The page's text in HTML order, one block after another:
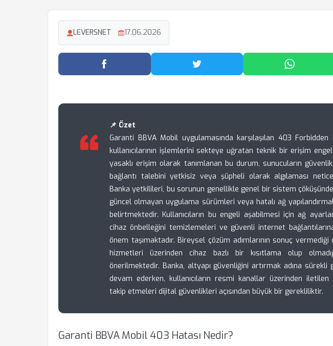
LEVERSNET 17.06.2026
Facebook'ta Paylaş Twitter'da Paylaş
📌 Özet
Garanti BBVA Mobil uygulamasında karşılaşılan 403 Forbidden
kullanıcılarının işlemlerini sekteye uğratan teknik bir erişim
yasaklı erişim olarak tanımlanan bu durum, sunucuların
bağlantı talebini yetkisiz veya şüpheli olarak algılaması
Banka yetkilileri, bu sorunun genellikle genel bir sistem
güncel olmayan uygulama sürümleri veya hatalı ağ
belirtmektedir. Kullanıcıların bu engeli aşabilmesi için ağ
cihaz önbelleğini temizlemeleri ve güvenli internet
önem taşımaktadır. Bireysel çözüm adımlarının sonuç
hizmetleri üzerinden cihaz bazlı bir kısıtlama olup
önerilmektedir. Banka, altyapı güvenliğini artırmak adına
devam ederken, kullanıcıların resmi kanallar üzerinden
takip etmeleri dijital güvenlikleri açısından büyük bir gerekliliktir.
Garanti BBVA Mobil 403 Hatası Nedir?